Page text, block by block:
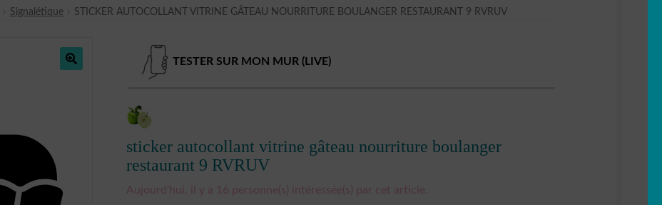
Signalétique STICKER AUTOCOLLANT VITRINE GÂTEAU NOURRITURE BOULANGER RESTAURANT 9 RVRUV
TESTER SUR MON MUR (LIVE)
sticker autocollant vitrine gâteau nourriture boulanger
restaurant 9 RVRUV
Aujourd'hui, il y a 16 personne(s) intéressée(s) par cet article.